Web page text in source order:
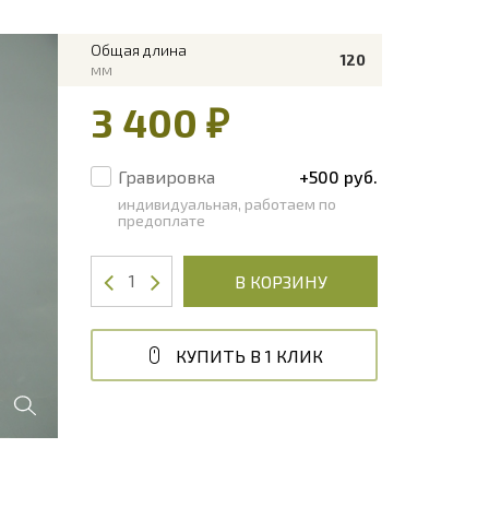
Общая длина
мм
120
3 400 ₽
Гравировка +500 руб.
индивидуальная, работаем по
предоплате
В КОРЗИНУ
КУПИТЬ В 1 КЛИК